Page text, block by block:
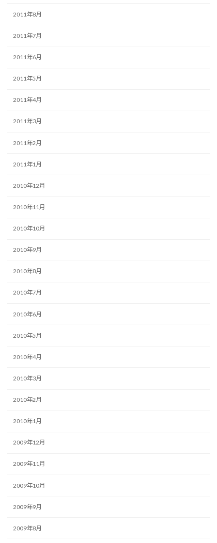
2011年8月
2011年7月
2011年6月
2011年5月
2011年4月
2011年3月
2011年2月
2011年1月
2010年12月
2010年11月
2010年10月
2010年9月
2010年8月
2010年7月
2010年6月
2010年5月
2010年4月
2010年3月
2010年2月
2010年1月
2009年12月
2009年11月
2009年10月
2009年9月
2009年8月